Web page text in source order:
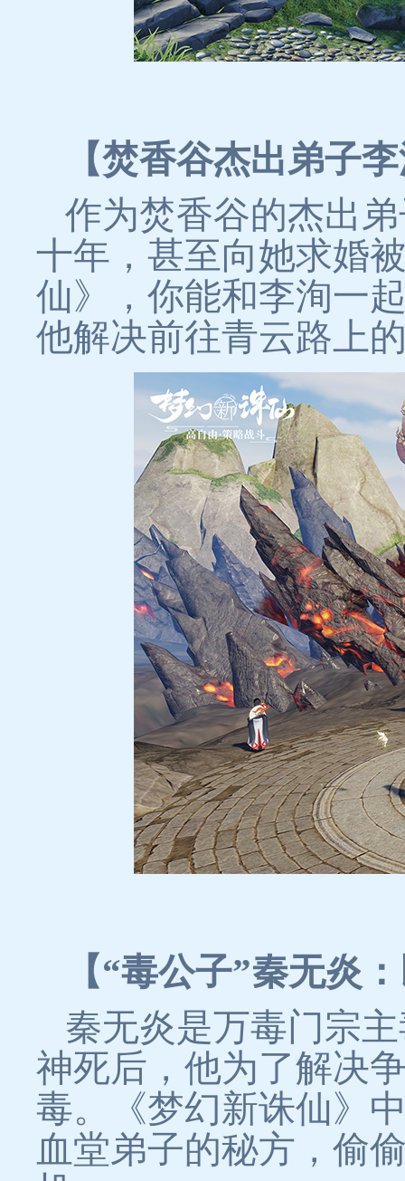
【焚香谷杰出弟子
作为焚香谷的杰出
十年，甚至向她求婚
仙》，你能和李洵一
他解决前往青云路上
【“毒公子”秦无炎
秦无炎是万毒门宗
神死后，他为了解决
毒。《梦幻新诛仙》
血堂弟子的秘方，偷